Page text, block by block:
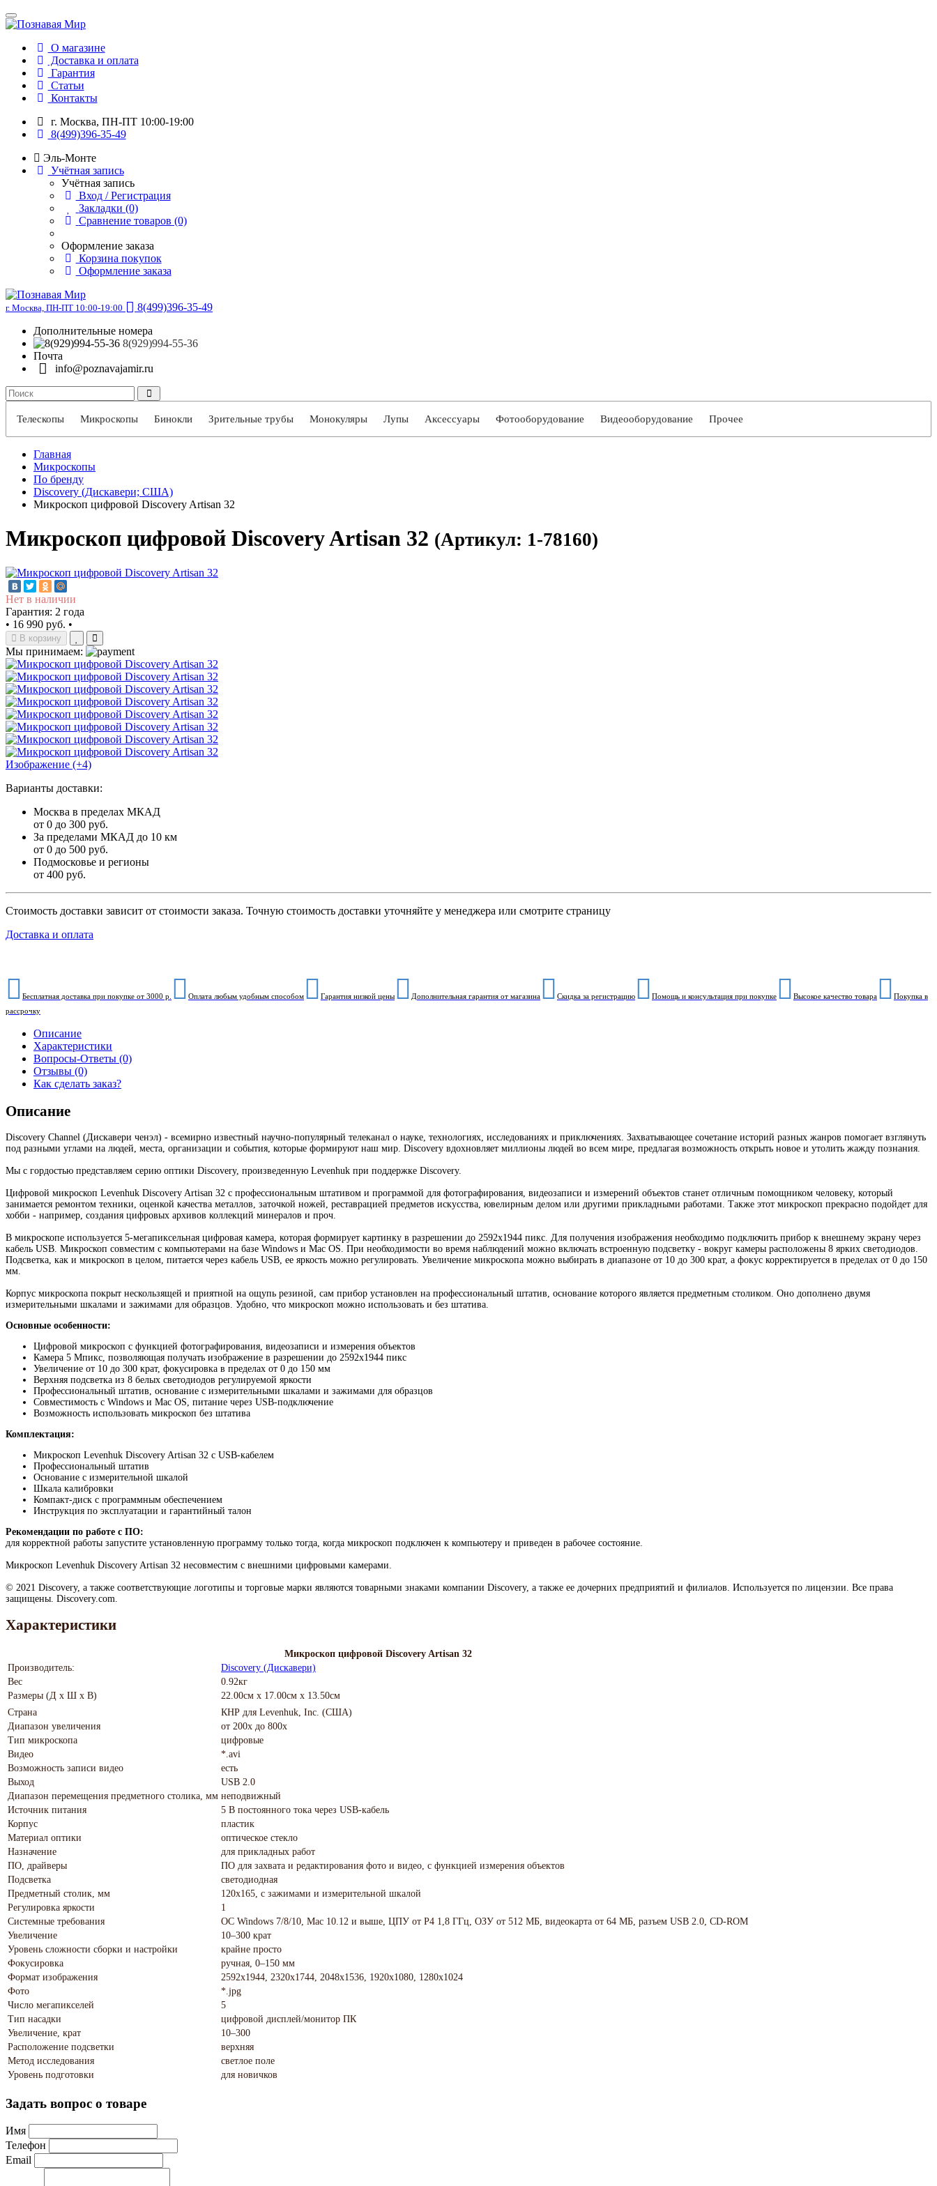
О магазине
Доставка и оплата
Гарантия
Статьи
Контакты
г. Москва, ПН-ПТ 10:00-19:00
8(499)396-35-49
Эль-Монте
Учётная запись
Учётная запись
Вход / Регистрация
Закладки (0)
Сравнение товаров (0)
Оформление заказа
Корзина покупок
Оформление заказа
г. Москва, ПН-ПТ 10:00-19:00
8(499)396-35-49
Дополнительные номера
8(929)994-55-36
Почта
info@poznavajamir.ru
Телескопы Микроскопы Бинокли Зрительные трубы Монокуляры Лупы Аксессуары Фотооборудование Видеооборудование Прочее
Главная
Микроскопы
По бренду
Discovery (Дискавери; США)
Микроскоп цифровой Discovery Artisan 32
Микроскоп цифровой Discovery Artisan 32 (Артикул: 1-78160)
Нет в наличии
Гарантия: 2 года
• 16 990 руб. •
В корзину
Мы принимаем:
Изображение (+4)
Варианты доставки:
Москва в пределах МКАД
от 0 до 300 руб.
За пределами МКАД до 10 км
от 0 до 500 руб.
Подмосковье и регионы
от 400 руб.
Стоимость доставки зависит от стоимости заказа. Точную стоимость доставки уточняйте у менеджера или смотрите страницу
Доставка и оплата
Бесплатная доставка при покупке от 3000 р. Оплата любым удобным способом Гарантия низкой цены Дополнительная гарантия от магазина Скидка за регистрацию Помощь и консультация при покупке Высокое качество товара
Покупка в
рассрочку
Описание
Характеристики
Вопросы-Ответы (0)
Отзывы (0)
Как сделать заказ?
Описание
Discovery Channel (Дискавери ченэл) - всемирно известный научно-популярный телеканал о науке, технологиях, исследованиях и приключениях. Захватывающее сочетание историй разных жанров помогает взглянуть
под разными углами на людей, места, организации и события, которые формируют наш мир. Discovery вдохновляет миллионы людей во всем мире, предлагая возможность открыть новое и утолить жажду познания.
Мы с гордостью представляем серию оптики Discovery, произведенную Levenhuk при поддержке Discovery.
Цифровой микроскоп Levenhuk Discovery Artisan 32 с профессиональным штативом и программой для фотографирования, видеозаписи и измерений объектов станет отличным помощником человеку, который
занимается ремонтом техники, оценкой качества металлов, заточкой ножей, реставрацией предметов искусства, ювелирным делом или другими прикладными работами. Также этот микроскоп прекрасно подойдет для
хобби - например, создания цифровых архивов коллекций минералов и проч.
В микроскопе используется 5-мегапиксельная цифровая камера, которая формирует картинку в разрешении до 2592x1944 пикс. Для получения изображения необходимо подключить прибор к внешнему экрану через
кабель USB. Микроскоп совместим с компьютерами на базе Windows и Mac OS. При необходимости во время наблюдений можно включать встроенную подсветку - вокруг камеры расположены 8 ярких светодиодов.
Подсветка, как и микроскоп в целом, питается через кабель USB, ее яркость можно регулировать. Увеличение микроскопа можно выбирать в диапазоне от 10 до 300 крат, а фокус корректируется в пределах от 0 до 150
мм.
Корпус микроскопа покрыт нескользящей и приятной на ощупь резиной, сам прибор установлен на профессиональный штатив, основание которого является предметным столиком. Оно дополнено двумя
измерительными шкалами и зажимами для образцов. Удобно, что микроскоп можно использовать и без штатива.
Основные особенности:
Цифровой микроскоп с функцией фотографирования, видеозаписи и измерения объектов
Камера 5 Мпикс, позволяющая получать изображение в разрешении до 2592x1944 пикс
Увеличение от 10 до 300 крат, фокусировка в пределах от 0 до 150 мм
Верхняя подсветка из 8 белых светодиодов регулируемой яркости
Профессиональный штатив, основание с измерительными шкалами и зажимами для образцов
Совместимость с Windows и Mac OS, питание через USB-подключение
Возможность использовать микроскоп без штатива
Комплектация:
Микроскоп Levenhuk Discovery Artisan 32 с USB-кабелем
Профессиональный штатив
Основание с измерительной шкалой
Шкала калибровки
Компакт-диск с программным обеспечением
Инструкция по эксплуатации и гарантийный талон
Рекомендации по работе с ПО:
для корректной работы запустите установленную программу только тогда, когда микроскоп подключен к компьютеру и приведен в рабочее состояние.
Микроскоп Levenhuk Discovery Artisan 32 несовместим с внешними цифровыми камерами.
© 2021 Discovery, а также соответствующие логотипы и торговые марки являются товарными знаками компании Discovery, а также ее дочерних предприятий и филиалов. Используется по лицензии. Все права
защищены. Discovery.com.
Характеристики
Микроскоп цифровой Discovery Artisan 32
Производитель:
Discovery (Дискавери)
Вес
0.92кг
Размеры (Д х Ш х В)
22.00см x 17.00см x 13.50см
Страна
КНР для Levenhuk, Inc. (США)
Диапазон увеличения
от 200х до 800х
Тип микроскопа
цифровые
Видео
*.avi
Возможность записи видео
есть
Выход
USB 2.0
Диапазон перемещения предметного столика, мм неподвижный
Источник питания
5 В постоянного тока через USB-кабель
Корпус
пластик
Материал оптики
оптическое стекло
Назначение
для прикладных работ
ПО, драйверы
ПО для захвата и редактирования фото и видео, с функцией измерения объектов
Подсветка
светодиодная
Предметный столик, мм
120x165, с зажимами и измерительной шкалой
Регулировка яркости
1
Системные требования
ОС Windows 7/8/10, Mac 10.12 и выше, ЦПУ от P4 1,8 ГГц, ОЗУ от 512 МБ, видеокарта от 64 МБ, разъем USB 2.0, CD-ROM
Увеличение
10–300 крат
Уровень сложности сборки и настройки
крайне просто
Фокусировка
ручная, 0–150 мм
Формат изображения
2592x1944, 2320x1744, 2048x1536, 1920x1080, 1280x1024
Фото
*.jpg
Число мегапикселей
5
Тип насадки
цифровой дисплей/монитор ПК
Увеличение, крат
10–300
Расположение подсветки
верхняя
Метод исследования
светлое поле
Уровень подготовки
для новичков
Задать вопрос о товаре
Имя
Телефон
Email